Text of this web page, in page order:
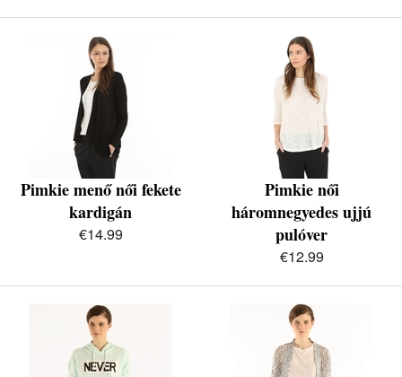
Pimkie menő női fekete
kardigán
€14.99
Pimkie női
háromnegyedes ujjú
pulóver
€12.99